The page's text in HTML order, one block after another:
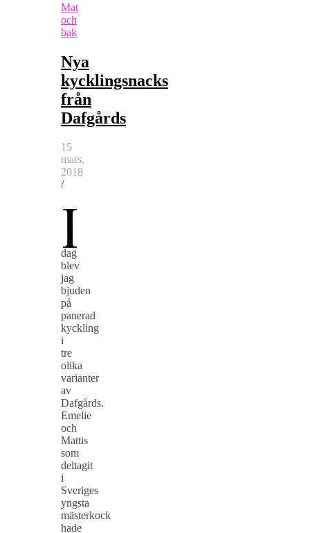
Mat
och
bak
Nya
kycklingsnacks
från
Dafgårds
15
mars,
2018
/
I
dag
blev
jag
bjuden
på
panerad
kyckling
i
tre
olika
varianter
av
Dafgårds.
Emelie
och
Mattis
som
deltagit
i
Sveriges
yngsta
mästerkock
hade